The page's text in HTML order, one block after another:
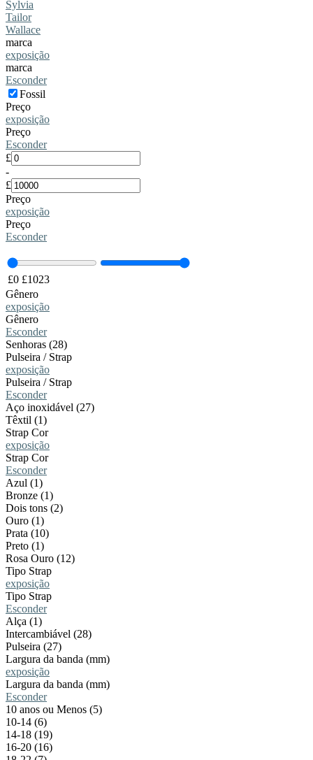
Sylvia
Tailor
Wallace
marca
exposição
marca
Esconder
Fossil
Preço
exposição
Preço
Esconder
£
-
£
Preço
exposição
Preço
Esconder
£0 £1023
Gênero
exposição
Gênero
Esconder
Senhoras (28)
Pulseira / Strap
exposição
Pulseira / Strap
Esconder
Aço inoxidável (27)
Têxtil (1)
Strap Cor
exposição
Strap Cor
Esconder
Azul (1)
Bronze (1)
Dois tons (2)
Ouro (1)
Prata (10)
Preto (1)
Rosa Ouro (12)
Tipo Strap
exposição
Tipo Strap
Esconder
Alça (1)
Intercambiável (28)
Pulseira (27)
Largura da banda (mm)
exposição
Largura da banda (mm)
Esconder
10 anos ou Menos (5)
10-14 (6)
14-18 (19)
16-20 (16)